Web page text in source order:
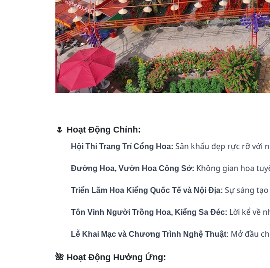
🌷 Hoạt Động Chính:
Hội Thi Trang Trí Cổng Hoa: Sân khấu đẹp rực rỡ với
Đường Hoa, Vườn Hoa Công Sở: Không gian hoa
Triển Lãm Hoa Kiểng Quốc Tế và Nội Địa: Sự sáng
Tôn Vinh Người Trồng Hoa, Kiểng Sa Đéc: Lời kể về
Lễ Khai Mạc và Chương Trình Nghệ Thuật: Mở đầu
🌺 Hoạt Động Hưởng Ứng: